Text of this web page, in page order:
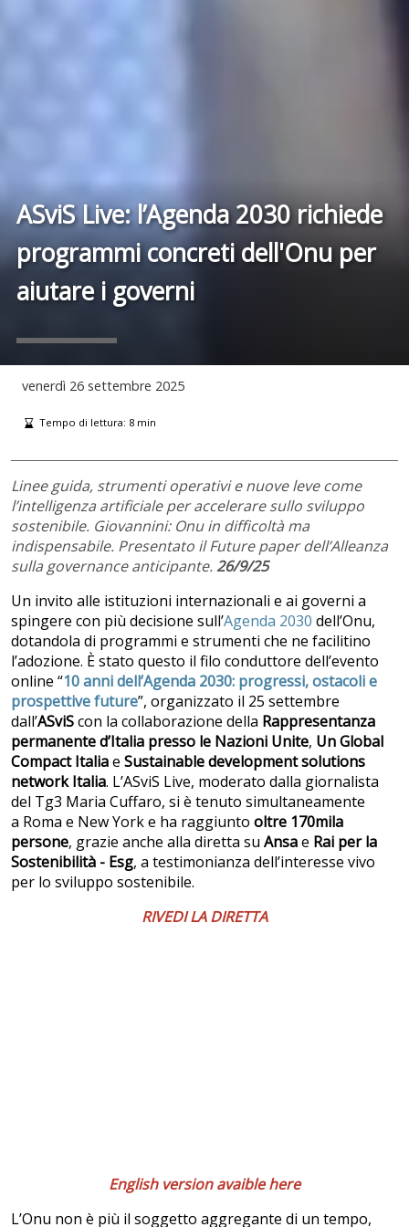
ASviS Live: l’Agenda 2030 richiede
programmi concreti dell'Onu per
aiutare i governi
Linee guida, strumenti operativi e nuove leve come
l’intelligenza artificiale per accelerare sullo sviluppo
sostenibile. Giovannini: Onu in difficoltà ma
indispensabile. Presentato il Future paper dell’Alleanza
sulla governance anticipante.26/9/25
Un invito alle istituzioni internazionali e ai governi a
spingere con più decisione sull’Agenda 2030 dell’Onu,
dotandola di programmi e strumenti che ne facilitino
l’adozione. È stato questo il filo conduttore dell’evento
online “10 anni dell’Agenda 2030: progressi, ostacoli e
prospettive future”, organizzato il 25 settembre
dall’ASviScon la collaborazione della Rappresentanza
permanente d’Italia presso le Nazioni Unite, Un Global
Compact Italiae Sustainable development solutions
network Italia. L’ASviS Live, moderato dalla giornalista
del Tg3 Maria Cuffaro, si è tenuto simultaneamente
a Roma e New York e ha raggiunto oltre 170mila
persone, grazie anche alla diretta su Ansae Rai per la
Sostenibilità - Esg, a testimonianza dell’interesse vivo
per lo sviluppo sostenibile.
RIVEDI LA DIRETTA
English version avaible here
L’Onu non è più il soggetto aggregante di un tempo,
venerdì 26 settembre 2025
Tempo di lettura: 8min